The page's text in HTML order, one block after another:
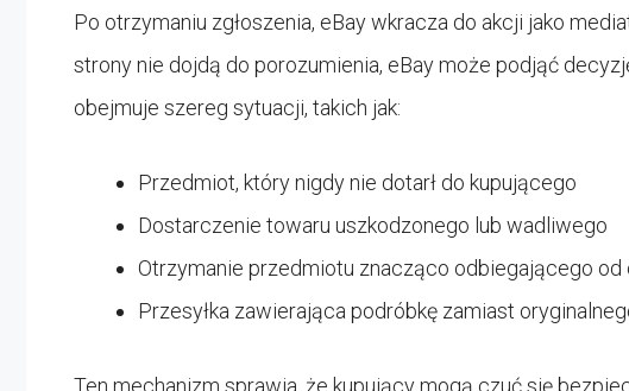
Po otrzymaniu zgłoszenia, eBay wkracza do akcji jako
strony nie dojdą do porozumienia, eBay może podjąć
obejmuje szereg sytuacji, takich jak:
Przedmiot, który nigdy nie dotarł do kupującego
Dostarczenie towaru uszkodzonego lub wadliwego
Otrzymanie przedmiotu znacząco odbiegającego od
Przesyłka zawierająca podróbkę zamiast
Ten mechanizm sprawia, że kupujący mogą czuć się